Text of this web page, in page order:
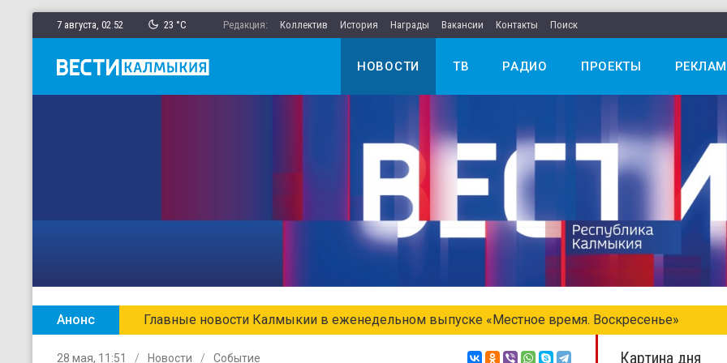
7 августа, 02:52 23 °C Редакция: Коллектив История Награды Вакансии Контакты Поиск
НОВОСТИ ТВ РАДИО ПРОЕКТЫ
Анонс Главные новости Калмыкии в еженедельном выпуске «Местное время. Воскресенье»
28 мая, 11:51 Новости Событие Картина дня